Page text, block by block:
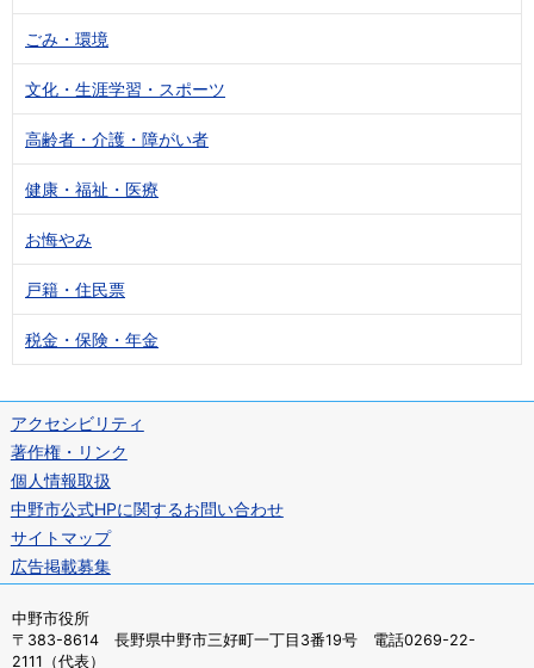
ごみ・環境
文化・生涯学習・スポーツ
高齢者・介護・障がい者
健康・福祉・医療
お悔やみ
戸籍・住民票
税金・保険・年金
アクセシビリティ
著作権・リンク
個人情報取扱
中野市公式HPに関するお問い合わせ
サイトマップ
広告掲載募集
中野市役所
〒383-8614 長野県中野市三好町一丁目3番19号 電話0269-22-
2111（代表）